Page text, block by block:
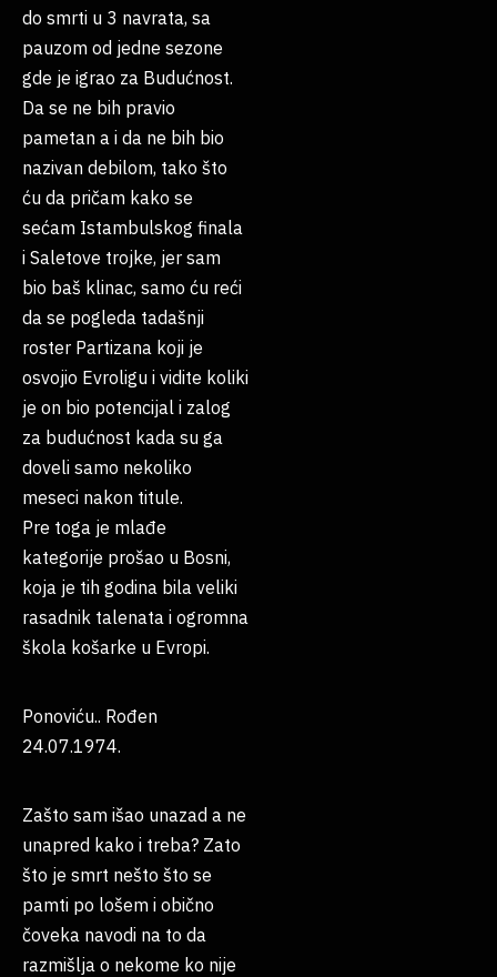
do smrti u 3 navrata, sa
pauzom od jedne sezone
gde je igrao za Budućnost.
Da se ne bih pravio
pametan a i da ne bih bio
nazivan debilom, tako što
ću da pričam kako se
sećam Istambulskog finala
i Saletove trojke, jer sam
bio baš klinac, samo ću reći
da se pogleda tadašnji
roster Partizana koji je
osvojio Evroligu i vidite koliki
je on bio potencijal i zalog
za budućnost kada su ga
doveli samo nekoliko
meseci nakon titule.
Pre toga je mlađe
kategorije prošao u Bosni,
koja je tih godina bila veliki
rasadnik talenata i ogromna
škola košarke u Evropi.
Ponoviću.. Rođen
24.07.1974.
Zašto sam išao unazad a ne
unapred kako i treba? Zato
što je smrt nešto što se
pamti po lošem i obično
čoveka navodi na to da
razmišlja o nekome ko nije